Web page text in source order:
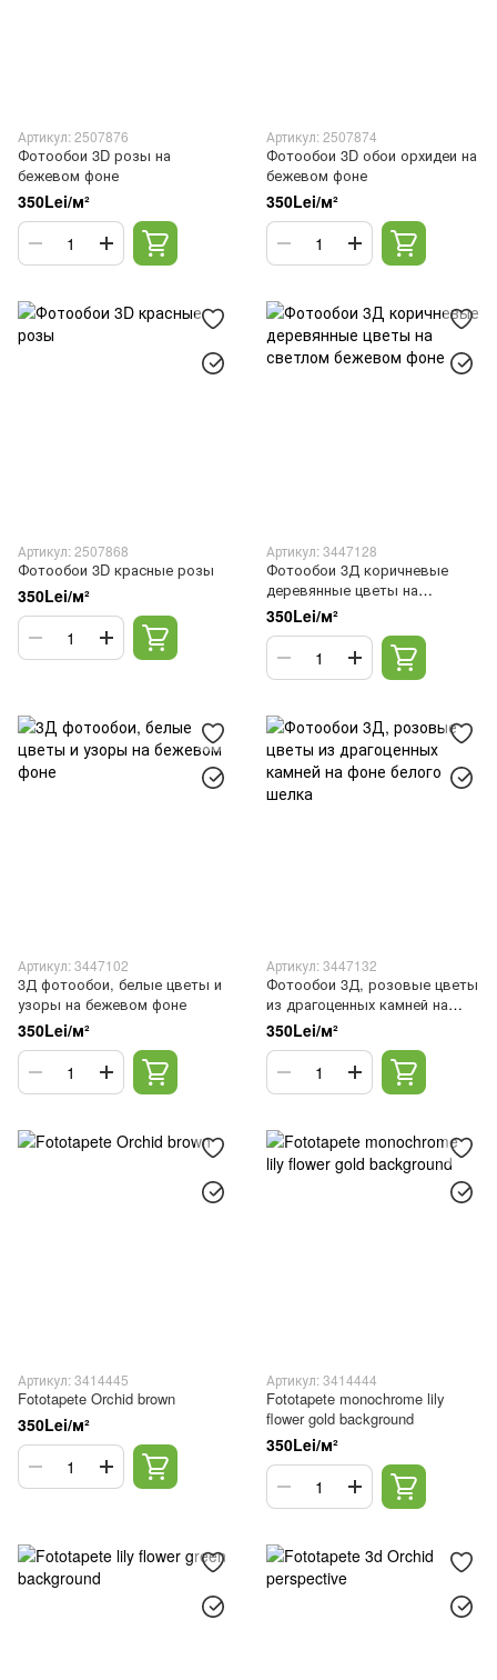
Артикул: 2507876
Фотообои 3D розы на
бежевом фоне
350Lei/м²
Артикул: 2507874
Фотообои 3D обои орхидеи на
бежевом фоне
350Lei/м²
Артикул: 2507868
Фотообои 3D красные розы
350Lei/м²
Артикул: 3447128
Фотообои 3Д коричневые
деревянные цветы на
светлом бежевом фоне
350Lei/м²
Артикул: 3447102
3Д фотообои, белые цветы и
узоры на бежевом фоне
350Lei/м²
Артикул: 3447132
Фотообои 3Д, розовые цветы
из драгоценных камней на
фоне белого шелка
350Lei/м²
Артикул: 3414445
Fototapete Orchid brown
350Lei/м²
Артикул: 3414444
Fototapete monochrome lily
flower gold background
350Lei/м²